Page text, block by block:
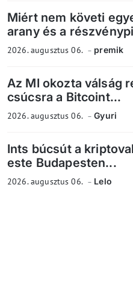
Miért nem követi
arany és a
2026. augusztus 06. premik
Az MI okozta válság
csúcsra a Bitcoint...
2026. augusztus 06. Gyuri
Ints búcsút a
este Budapesten...
2026. augusztus 06. Lelo